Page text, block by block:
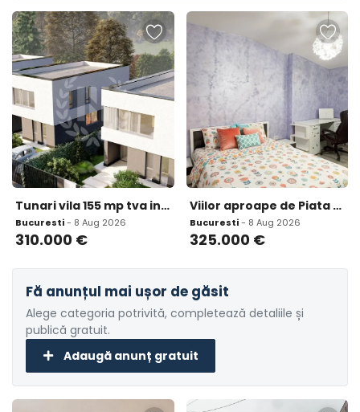
Tunari vila 155 mp tva inclus 0 comision
Bucuresti- 8 Aug 2026
310.000 €
Viilor aproape de Piata Unirii casa istorica modernizata
Bucuresti- 8 Aug 2026
325.000 €
Fă anunțul mai ușor de găsit
Alege categoria potrivită, completează detaliile și
publică gratuit.
Adaugă anunț gratuit